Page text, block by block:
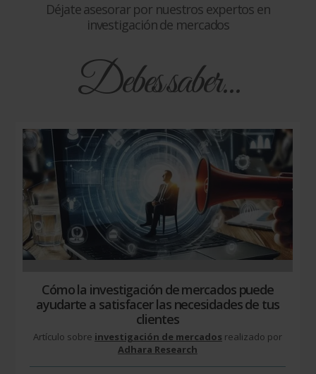
Déjate asesorar por nuestros expertos en
investigación de mercados
Debes saber...
Cómo la investigación de mercados puede
ayudarte a satisfacer las necesidades de tus
clientes
Artículo sobre investigación de mercados realizado por
Adhara Research